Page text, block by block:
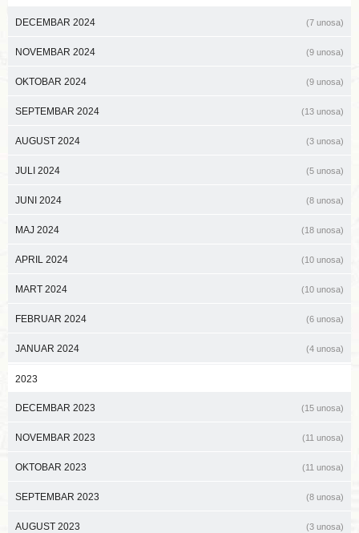
DECEMBAR 2024 (7 unosa)
NOVEMBAR 2024 (9 unosa)
OKTOBAR 2024 (9 unosa)
SEPTEMBAR 2024 (13 unosa)
AUGUST 2024 (3 unosa)
JULI 2024 (5 unosa)
JUNI 2024 (8 unosa)
MAJ 2024 (18 unosa)
APRIL 2024 (10 unosa)
MART 2024 (10 unosa)
FEBRUAR 2024 (6 unosa)
JANUAR 2024 (4 unosa)
2023
DECEMBAR 2023 (15 unosa)
NOVEMBAR 2023 (11 unosa)
OKTOBAR 2023 (11 unosa)
SEPTEMBAR 2023 (8 unosa)
AUGUST 2023 (3 unosa)